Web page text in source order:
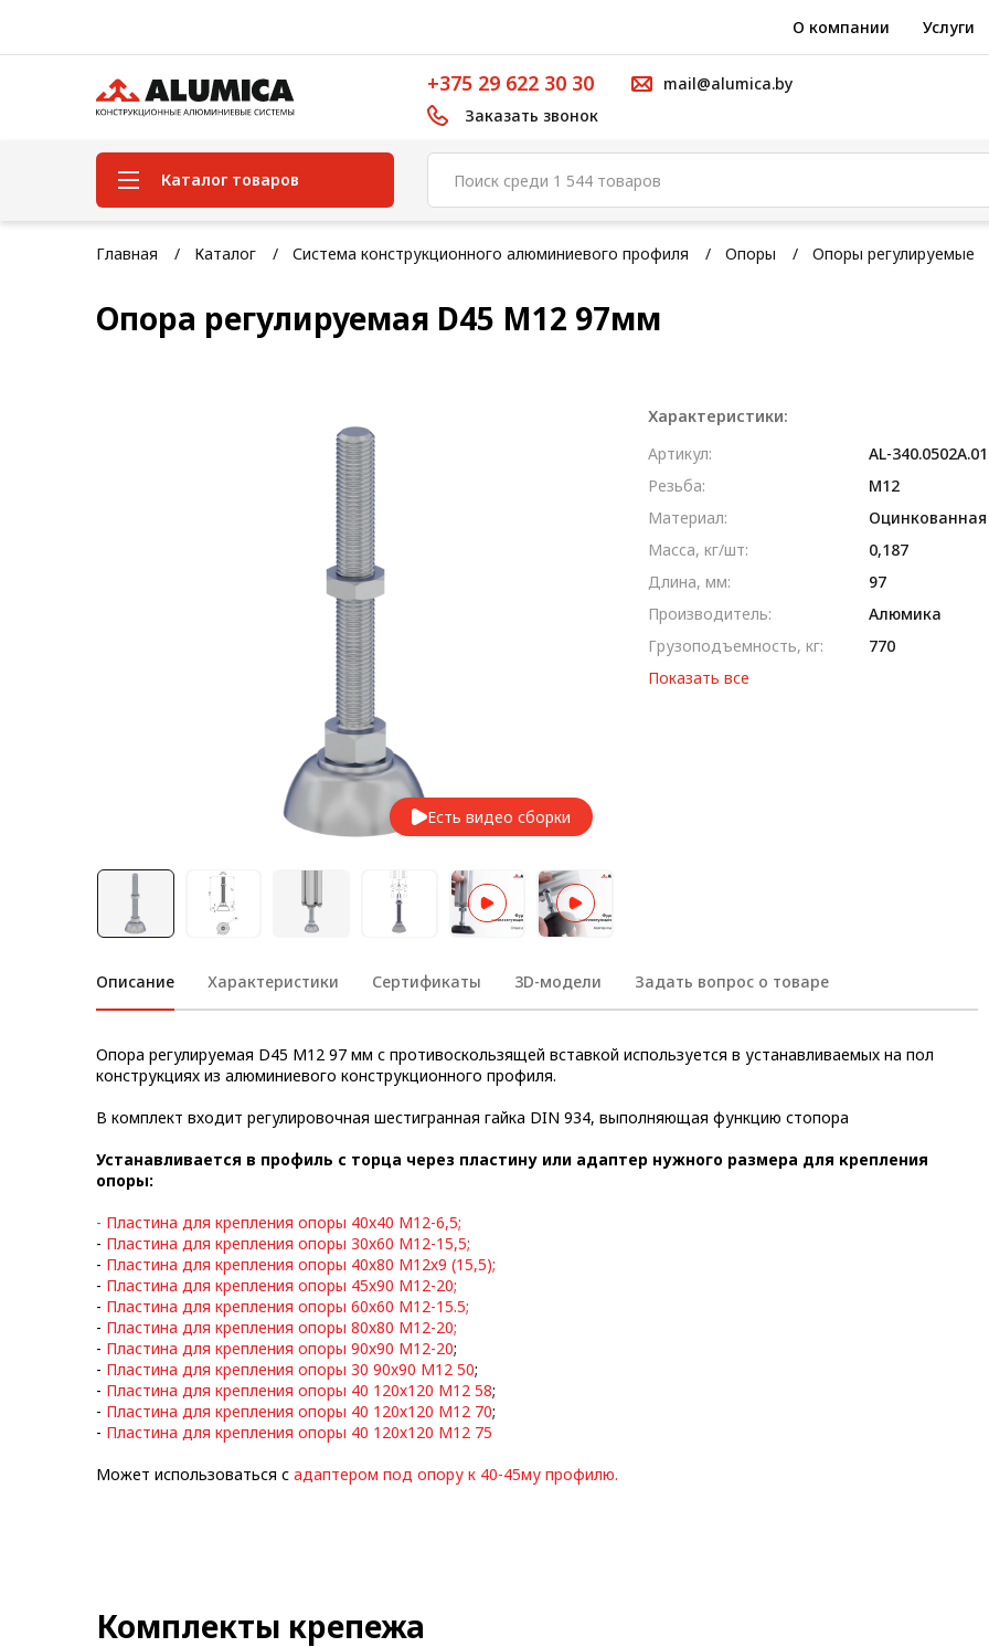
О компании Услуги
+375 29 622 30 30
Заказать звонок
mail@alumica.by
Каталог товаров
Система конструкционного
Конструкционная трубная
система
Алюминиевые промышленные
Алюминиевая промышленная
Крейты и кассеты Subrack
назначения
Радиаторный алюминиевый
профиль NEW!
Лист алюминиевый
Конструкции из профиля
обработки профиля
Главная Каталог Система конструкционного алюминиевого профиля Опоры Опоры регулируемые
Опора регулируемая D45 M12 97мм
Есть видео сборки
Описание Характеристики Сертификаты 3D-модели Задать вопрос о товаре
Опора регулируемая D45 М12 97 мм с противоскользящей вставкой используется в устанавливаемых на пол
конструкциях из алюминиевого конструкционного профиля.
В комплект входит регулировочная шестигранная гайка DIN 934, выполняющая функцию стопора
Устанавливается в профиль с торца через пластину или адаптер нужного размера для крепления
опоры:
- Пластина для крепления опоры 40х40 М12-6,5;
- Пластина для крепления опоры 30х60 М12-15,5;
- Пластина для крепления опоры 40х80 М12х9 (15,5);
- Пластина для крепления опоры 45х90 М12-20;
- Пластина для крепления опоры 60х60 М12-15.5;
- Пластина для крепления опоры 80х80 М12-20;
- Пластина для крепления опоры 90х90 М12-20;
- Пластина для крепления опоры 30 90х90 М12 50;
- Пластина для крепления опоры 40 120х120 М12 58;
- Пластина для крепления опоры 40 120х120 М12 70;
- Пластина для крепления опоры 40 120х120 М12 75
Может использоваться с адаптером под опору к 40-45му профилю.
Характеристики:
Артикул:
AL-340.0502A.01
Резьба:
М12
Материал:
Оцинкованная
Масса, кг/шт:
0,187
Длина, мм:
97
Производитель:
Алюмика
Грузоподъемность, кг:
770
Показать все
Комплекты крепежа